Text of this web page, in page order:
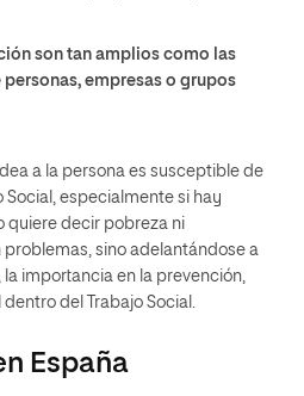
son tan amplios como las
personas, empresas o grupos
a la persona es susceptible de
especialmente si hay
quiere decir pobreza ni
sino adelantándose a
importancia en la prevención,
del Trabajo Social.
España